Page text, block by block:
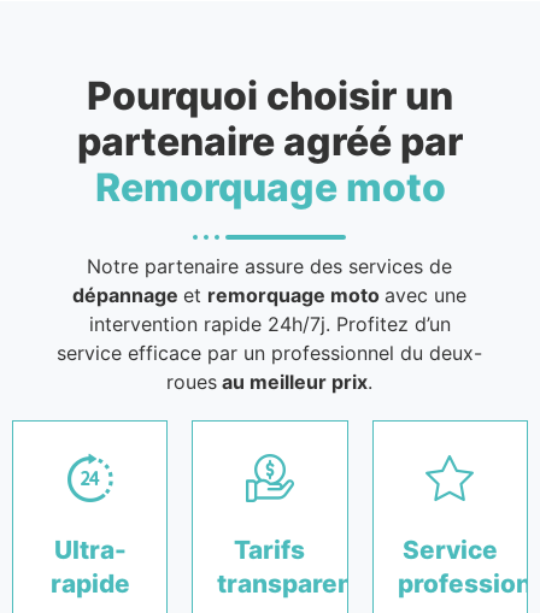
Pourquoi choisir un
partenaire agréé par
Remorquage moto
Notre partenaire assure des services de
dépannageet remorquage motoavec une
intervention rapide 24h/7j. Profitez d’un
service efficace par un professionnel du deux-
roues au meilleur prix.
Ultra-
rapide
Tarifs
transparents
Service